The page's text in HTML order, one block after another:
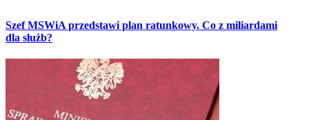
Szef MSWiA przedstawi plan ratunkowy. Co z miliardami
dla służb?